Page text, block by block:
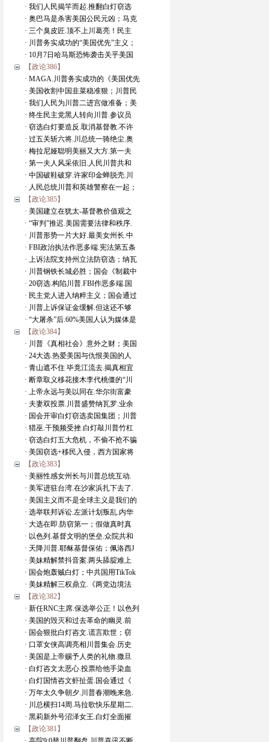
· 我们人民揭竿而起.推翻白灯窃选
· 奥巴马是杀害美国公民元凶；马克
· 三个臭皮匠.顶不上川葛亮！民主
· 川普务实成功的“美国优先”主义；
· 10月7日哈马斯恐怖袭击关乎美国
【政论386】
· MAGA.川普务实成功的《美国优先
· 美国收割中国韭菜稳准狠；川普民
· 我们人民为川普二进宫做准备；美
· 终生民主党黑人转向川普.参议员
· 窃选白灯要造反.取消基督教.不许
· 过五关斩六将.川总统一骑绝尘.奥
· 梅拉尼娅聪明美丽又大方.第一夫
· 第一夫人风采依旧.人民川普共和
· 中国破鞋破穿.许家印金蝉脱壳.川
· 人民总统川普和英雄警察在一起；
【政论385】
· 美国建立在犹太-基督教价值观之
· “审判”推迟.美国需要法律和秩序.
· 川普形势一片大好.最美女州长.中
· FBI政治执法作恶多端.宪法第五条
· 上诉法院支持州立法防窃选；纳瓦
· 川普钢铁长城必胜；国会《制裁中
· 20窃选.构陷川普.FBI作恶多端.国
· 民主党人进入纳粹主义；国会通过
· 川普上诉保证金缓解.但这还不够
· “大屠杀”后.60%美国人认为媒体是
【政论384】
· 川普《真相社会》意外之财；美国
· 24大选.热爱美国与仇恨美国的人
· 青山遮不住 毕竟江流去.揭真相宜
· 断章取义移花接木李代桃僵的“川
· 上帝永远与美以同在.华尔街富豪
· 夫妻双投票.川普盛赞纳瓦罗.业余
· 国会开审白灯窃选卖国集团；川普
· 猎巫.干预频受挫.白灯敲川普竹杠
· 窃选白灯五大危机，不偷不抢不骗
· 美国窃选+移民入侵，西方国家将
【政论383】
· 美丽性感女州长与川普总统互动.
· 美军进驻台湾.在沙家浜扎下去了.
· 美国主义而不是全球主义是我们的
· 选举联邦诉讼.左派计划叛乱.内华
· 大选在即.防窃第一；假做真时真
· 以色列.基督文明的堡垒.众院共和
· 天降川普.耶稣基督保佑；佩洛西J
· 美妹精解禁抖音案.两头舔腚难上
· 国会炮轰贼白灯；中共国用TikTok
· 美妹精解三权鼎立.《两党边境法
【政论382】
· 新任RNC主席.保选举公正！以色列
· 美国的毁灭和过去革命的幽灵.前
· 国会狠批白灯咨文.谎言欺世；窃
· 口罩女侠高调亮相川普集会.历史
· 美国是上帝赐予人类的礼物.撒旦
· 白灯咨文太恶心.投票给他手染血
· 白灯国情咨文虾扯蛋.国会通过《
· 万年太久争朝夕.川普春潮晚来急.
· 川总横扫14周.马拉歌快乐星期二.
· 黑莉新外号沼泽女王.白灯全面摧
【政论381】